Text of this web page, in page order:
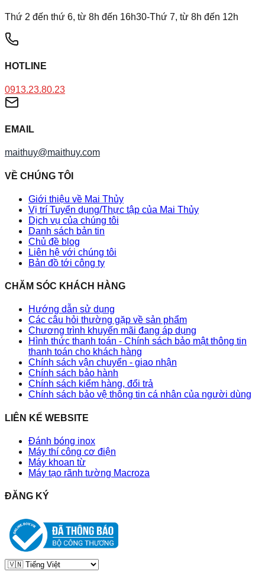
Thứ 2 đến thứ 6, từ 8h đến 16h30-Thứ 7, từ 8h đến 12h
HOTLINE
0913.23.80.23
EMAIL
maithuy@maithuy.com
VỀ CHÚNG TÔI
Giới thiệu về Mai Thủy
Vị trí Tuyển dụng/Thực tập của Mai Thủy
Dịch vụ của chúng tôi
Danh sách bản tin
Chủ đề blog
Liên hệ với chúng tôi
Bản đồ tới công ty
CHĂM SÓC KHÁCH HÀNG
Hướng dẫn sử dụng
Các câu hỏi thường gặp về sản phẩm
Chương trình khuyến mãi đang áp dụng
Hình thức thanh toán - Chính sách bảo mật thông tin
thanh toán cho khách hàng
Chính sách vận chuyển - giao nhận
Chính sách bảo hành
Chính sách kiểm hàng, đổi trả
Chính sách bảo vệ thông tin cá nhân của người dùng
LIÊN KẾ WEBSITE
Đánh bóng inox
Máy thí công cơ điện
Máy khoan từ
Máy tạo rãnh tường Macroza
ĐĂNG KÝ